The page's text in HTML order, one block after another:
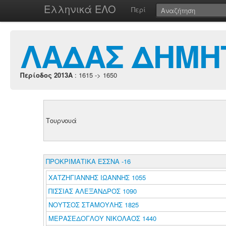
Ελληνικά ΕΛΟ Περί
ΛΑΔΑΣ
Περίοδος 2013A : 1615 -> 1650
Τουρνουά
ΠΡΟΚΡΙΜΑΤΙΚΑ ΕΣΣΝΑ -16
ΧΑΤΖΗΓΙΑΝΝΗΣ ΙΩΑΝΝΗΣ 1055
ΠΙΣΣΙΑΣ ΑΛΕΞΑΝΔΡΟΣ 1090
ΝΟΥΤΣΟΣ ΣΤΑΜΟΥΛΗΣ 1825
ΜΕΡΑΣΕΔΟΓΛΟΥ ΝΙΚΟΛΑΟΣ 1440